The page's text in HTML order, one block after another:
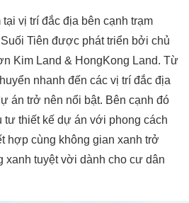
tại vị trí đắc địa bên cạnh trạm
Tiên được phát triển bởi chủ
Kim Land & HongKong Land. Từ
nhanh đến các vị trí đắc địa
án trở nên nổi bật. Bên cạnh đó
thiết kế dự án với phong cách
hợp cùng không gian xanh trở
xanh tuyệt vời dành cho cư dân